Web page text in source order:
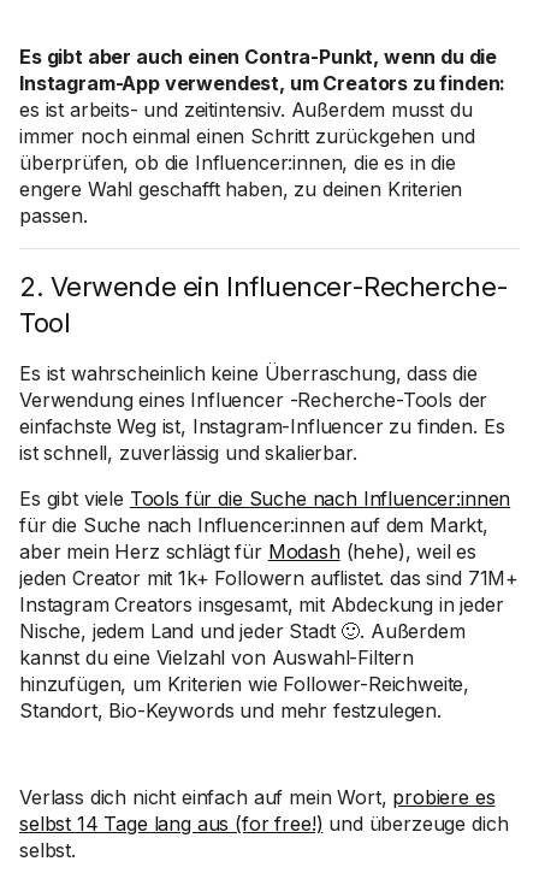
Es gibt aber auch einen Contra-Punkt, wenn du die
Instagram-App verwendest, um Creators zu finden:
es ist arbeits- und zeitintensiv. Außerdem musst du
immer noch einmal einen Schritt zurückgehen und
überprüfen, ob die Influencer:innen, die es in die
engere Wahl geschafft haben, zu deinen Kriterien
passen.
2. Verwende ein Influencer-Recherche-
Tool
Es ist wahrscheinlich keine Überraschung, dass die
Verwendung eines Influencer -Recherche-Tools der
einfachste Weg ist, Instagram-Influencer zu finden. Es
ist schnell, zuverlässig und skalierbar.
Es gibt viele Tools für die Suche nach Influencer:innen
für die Suche nach Influencer:innen auf dem Markt,
aber mein Herz schlägt für Modash(hehe), weil es
jeden Creator mit 1k+ Followern auflistet. das sind 71M+
Instagram Creators insgesamt, mit Abdeckung in jeder
Nische, jedem Land und jeder Stadt 🙂. Außerdem
kannst du eine Vielzahl von Auswahl-Filtern
hinzufügen, um Kriterien wie Follower-Reichweite,
Standort, Bio-Keywords und mehr festzulegen.
Verlass dich nicht einfach auf mein Wort, probiere es
selbst 14 Tage lang aus (for free!) und überzeuge dich
selbst.